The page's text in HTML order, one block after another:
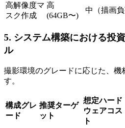
高解像度マ
スク作成
高
(64GB〜)
中（描画負
5. システム構築における投
ル
撮影環境のグレードに応じた、機
す。
構成グレ
ード
推奨ターゲ
ット
想定ハード
ウェアコス
ト